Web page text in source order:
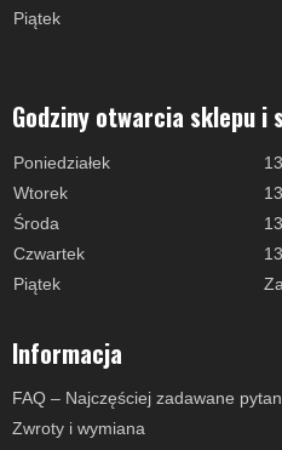
Piątek
Godziny otwarcia sklepu i
Poniedziałek
Wtorek
Środa
Czwartek
Piątek
Informacja
FAQ – Najczęściej zadawane
Zwroty i wymiana